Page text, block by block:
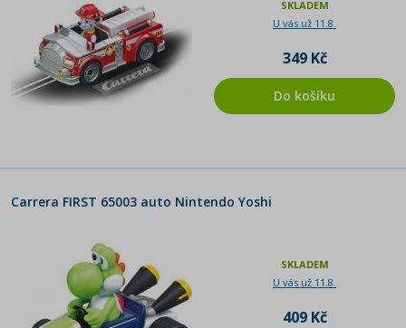
SKLADEM
U vás už 11.8.
349 Kč
Do košíku
Carrera FIRST 65003 auto Nintendo Yoshi
SKLADEM
U vás už 11.8.
409 Kč